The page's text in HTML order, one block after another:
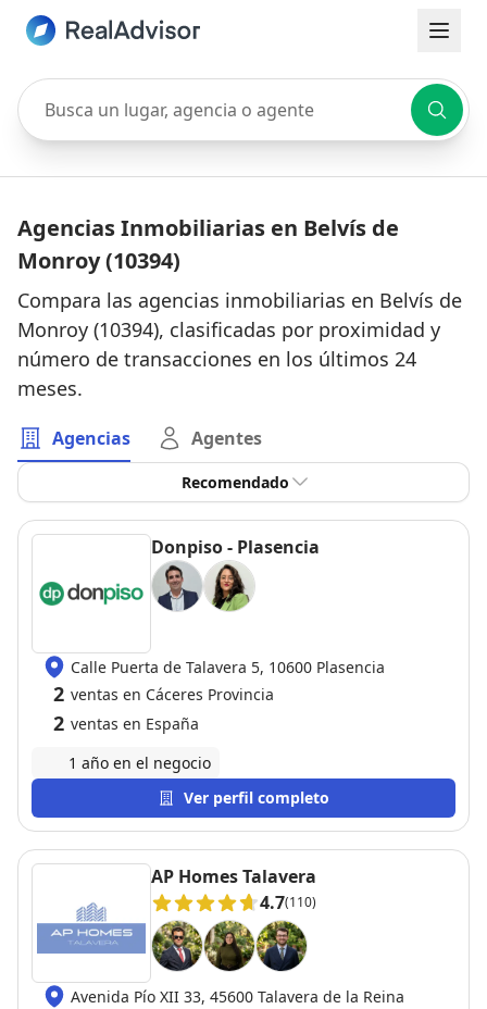
Busca un lugar, agencia o agente
Agencias Inmobiliarias en Belvís de
Monroy (10394)
Compara las agencias inmobiliarias en Belvís de
Monroy (10394), clasificadas por proximidad y
número de transacciones en los últimos 24
meses.
Agencias Agentes
Recomendado
Donpiso - Plasencia
Calle Puerta de Talavera 5, 10600 Plasencia
2 ventas en Cáceres Provincia
2 ventas en España
1 año en el negocio
Ver perfil completo
AP Homes Talavera
4.7(110)
Avenida Pío XII 33, 45600 Talavera de la Reina